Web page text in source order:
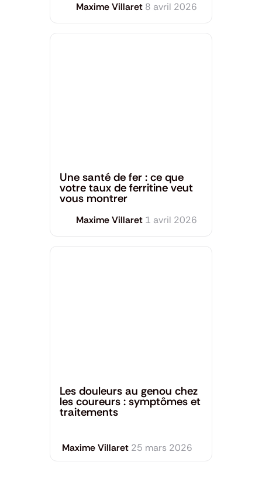
Maxime Villaret 8 avril 2026
Une santé de fer : ce que
votre taux de ferritine veut
vous montrer
Maxime Villaret 1 avril 2026
Les douleurs au genou chez
les coureurs : symptômes et
traitements
Maxime Villaret 25 mars 2026